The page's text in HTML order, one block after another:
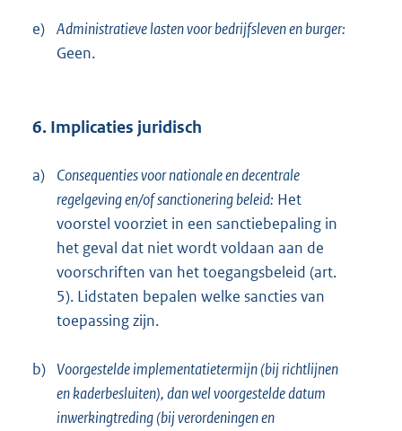
e) Administratieve lasten voor bedrijfsleven en burger:
Geen.
6. Implicaties juridisch
a)
Consequenties voor nationale en decentrale
regelgeving en/of sanctionering beleid: Het
voorstel voorziet in een sanctiebepaling in
het geval dat niet wordt voldaan aan de
voorschriften van het toegangsbeleid (art.
5). Lidstaten bepalen welke sancties van
toepassing zijn.
b) Voorgestelde implementatietermijn (bij richtlijnen
en kaderbesluiten), dan wel voorgestelde datum
inwerkingtreding (bij verordeningen en